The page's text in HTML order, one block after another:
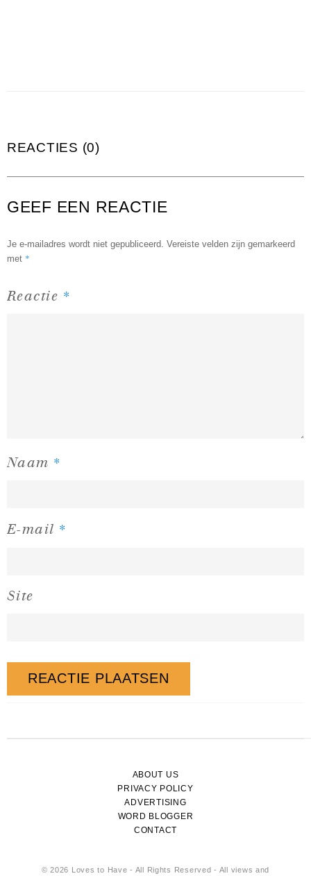
REACTIES (0)
GEEF EEN REACTIE
Je e-mailadres wordt niet gepubliceerd. Vereiste velden zijn gemarkeerd
met *
Reactie *
Naam *
E-mail *
Site
ABOUT US
PRIVACY POLICY
ADVERTISING
WORD BLOGGER
CONTACT
© 2026 Loves to Have - All Rights Reserved - All views and